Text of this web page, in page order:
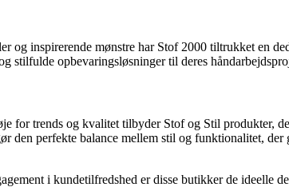
og inspirerende mønstre har Stof 2000 tiltrukket en
stilfulde opbevaringsløsninger til deres
for trends og kvalitet tilbyder Stof og Stil produkter,
perfekte balance mellem stil og funktionalitet, der
i kundetilfredshed er disse butikker de ideelle